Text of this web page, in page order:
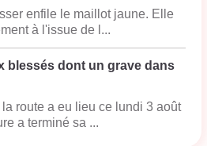
enfile le maillot jaune. Elle
à l'issue de l...
blessés dont un grave dans
route a eu lieu ce lundi 3 août
a terminé sa ...